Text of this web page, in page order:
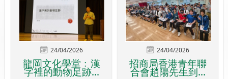
24/04/2026
龍岡文化學堂﹕漢
字裡的動物足跡...
24/04/2026
招商局香港青年聯
合會趙陽先生到...